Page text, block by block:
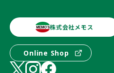
株式会社メモス
Online Shop